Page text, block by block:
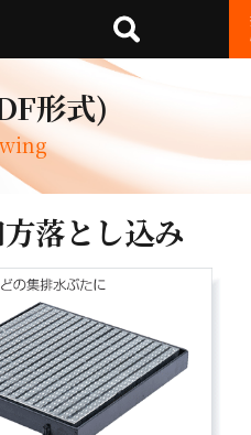
形式)
落とし込み